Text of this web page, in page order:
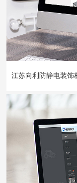
江苏向利防静电装饰
江苏向利防静电装饰